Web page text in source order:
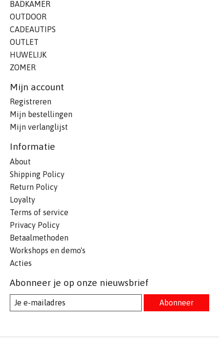
BADKAMER
OUTDOOR
CADEAUTIPS
OUTLET
HUWELIJK
ZOMER
Mijn account
Registreren
Mijn bestellingen
Mijn verlanglijst
Informatie
About
Shipping Policy
Return Policy
Loyalty
Terms of service
Privacy Policy
Betaalmethoden
Workshops en demo's
Acties
Abonneer je op onze nieuwsbrief
Abonneer